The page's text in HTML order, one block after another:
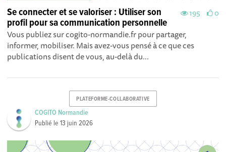
195 0
Se connecter et se valoriser : Utiliser son
profil pour sa communication personnelle
Vous publiez sur cogito-normandie.fr pour partager,
informer, mobiliser. Mais avez-vous pensé à ce que ces
publications disent de vous, au-delà du...
PLATEFORME-COLLABORATIVE
COGITO Normandie
Publié le13 juin 2026